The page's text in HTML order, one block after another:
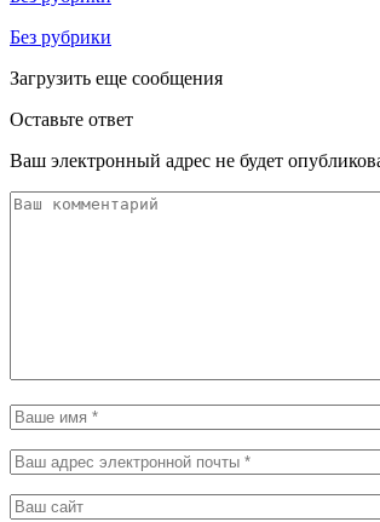
Без рубрики
Загрузить еще сообщения
Оставьте ответ
Ваш электронный адрес не будет